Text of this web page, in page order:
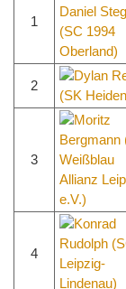
1
2
3
4